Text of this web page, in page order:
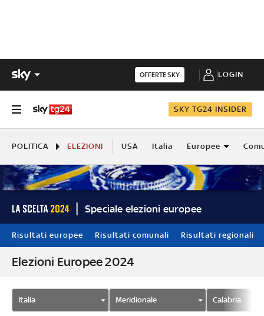
OFFERTE SKY LOGIN
SKY TG24 INSIDER
POLITICA ELEZIONI USA Italia Europee
Speciale elezioni europee
Risultati europee Risultati comunali Risultati regionali
Elezioni Europee 2024
Italia Meridionale Calabria